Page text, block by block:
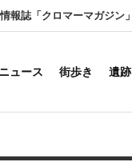
報誌「クロマーマガジン」
ニュース 街歩き 遺跡